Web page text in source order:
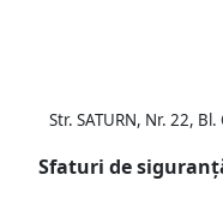
Str. SATURN, Nr. 22,
Sfaturi de